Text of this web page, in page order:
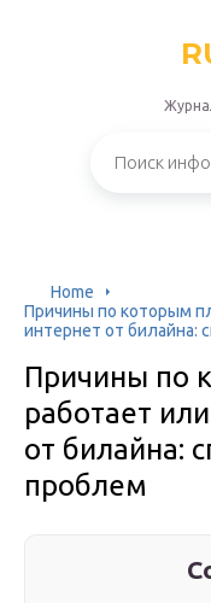
Home
Причины по которым
интернет от билайна:
Причины по
работает
от билайна:
проблем